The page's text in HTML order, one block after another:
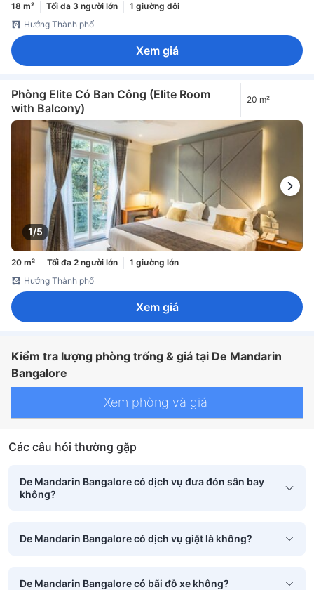
18 m² Tối đa 3 người lớn
1 giường đôi
Hướng Thành phố
Xem giá
Phòng Elite Có Ban Công (Elite Room
with Balcony)
20 m²
1/5
20 m² Tối đa 2 người lớn
1 giường lớn
Hướng Thành phố
Xem giá
Kiểm tra lượng phòng trống & giá tại De Mandarin
Bangalore
Xem phòng và giá
Các câu hỏi thường gặp
De Mandarin Bangalore có dịch vụ đưa đón sân bay
không?
De Mandarin Bangalore có dịch vụ giặt là không?
De Mandarin Bangalore có bãi đỗ xe không?